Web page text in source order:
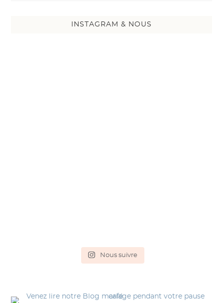
INSTAGRAM & NOUS
Nous suivre